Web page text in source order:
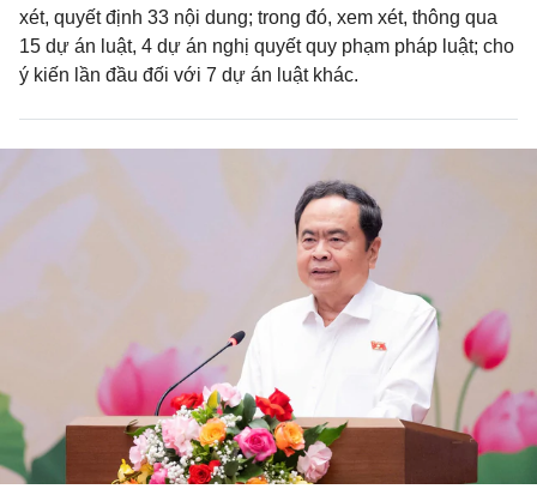
xét, quyết định 33 nội dung; trong đó, xem xét, thông qua
15 dự án luật, 4 dự án nghị quyết quy phạm pháp luật; cho
ý kiến lần đầu đối với 7 dự án luật khác.